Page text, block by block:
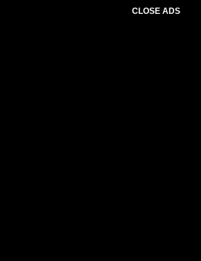
CLOSE ADS